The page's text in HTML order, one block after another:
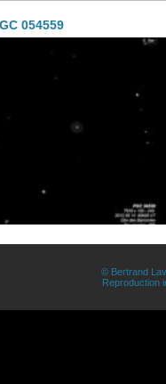
054559
© Bertrand
Reproduction